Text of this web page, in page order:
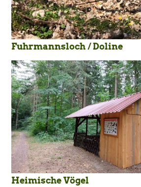
Fuhrmannsloch / Doline
Heimische Vögel